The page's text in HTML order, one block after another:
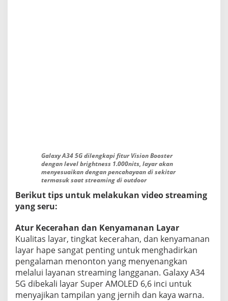
Galaxy A34 5G dilengkapi fitur Vision Booster
dengan level brightness 1.000nits, layar akan
menyesuaikan dengan pencahayaan di sekitar
termasuk saat streaming di outdoor
Berikut tips untuk melakukan video streaming
yang seru:
Atur Kecerahan dan Kenyamanan Layar
Kualitas layar, tingkat kecerahan, dan kenyamanan
layar hape sangat penting untuk menghadirkan
pengalaman menonton yang menyenangkan
melalui layanan streaming langganan. Galaxy A34
5G dibekali layar Super AMOLED 6,6 inci untuk
menyajikan tampilan yang jernih dan kaya warna.